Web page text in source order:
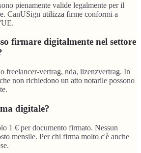
pienamente valide legalmente per il
CanUSign utilizza firme conformi a
firmare digitalmente nel settore
freelancer-vertrag, nda, lizenzvertrag. In
non richiedono un atto notarile possono
digitale?
1 € per documento firmato. Nessun
mensile. Per chi firma molto c'è anche